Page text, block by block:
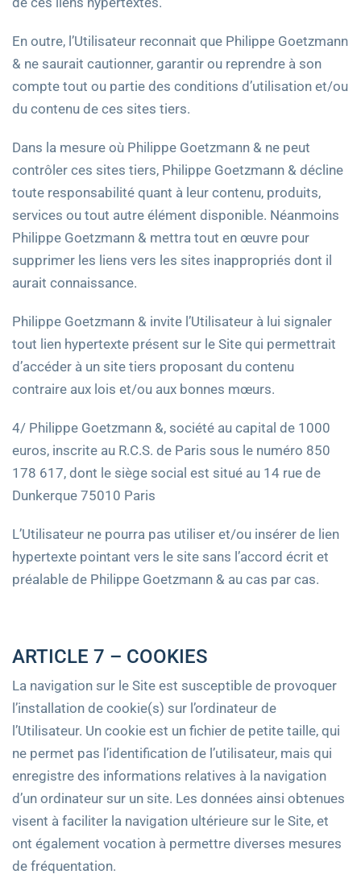
En outre, l’Utilisateur reconnait que Philippe Goetzmann
& ne saurait cautionner, garantir ou reprendre à son
compte tout ou partie des conditions d’utilisation et/ou
du contenu de ces sites tiers.
Dans la mesure où Philippe Goetzmann & ne peut
contrôler ces sites tiers, Philippe Goetzmann & décline
toute responsabilité quant à leur contenu, produits,
services ou tout autre élément disponible. Néanmoins
Philippe Goetzmann & mettra tout en œuvre pour
supprimer les liens vers les sites inappropriés dont il
aurait connaissance.
Philippe Goetzmann & invite l’Utilisateur à lui signaler
tout lien hypertexte présent sur le Site qui permettrait
d’accéder à un site tiers proposant du contenu
contraire aux lois et/ou aux bonnes mœurs.
4/ Philippe Goetzmann &, société au capital de 1000
euros, inscrite au R.C.S. de Paris sous le numéro 850
178 617, dont le siège social est situé au 14 rue de
Dunkerque 75010 Paris
L’Utilisateur ne pourra pas utiliser et/ou insérer de lien
hypertexte pointant vers le site sans l’accord écrit et
préalable de Philippe Goetzmann & au cas par cas.
ARTICLE 7 – COOKIES
La navigation sur le Site est susceptible de provoquer
l’installation de cookie(s) sur l’ordinateur de
l’Utilisateur. Un cookie est un fichier de petite taille, qui
ne permet pas l’identification de l’utilisateur, mais qui
enregistre des informations relatives à la navigation
d’un ordinateur sur un site. Les données ainsi obtenues
visent à faciliter la navigation ultérieure sur le Site, et
ont également vocation à permettre diverses mesures
de fréquentation.